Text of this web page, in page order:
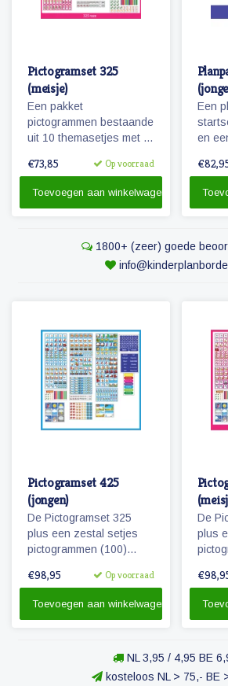
Pictogramset 325
(meisje)
Een pakket
pictogrammen bestaande
uit 10 themasetjes met in
voor een volledige
€73,85 Op voorraad
Toevoegen aan winkelwagen
Een
en
1800+ (zeer) goede
Pictogramset 425
(jongen)
De Pictogramset 325
plus een zestal setjes
pictogrammen (100)
maanden, dagen van de
belonen.
€98,95 Op voorraad
Toevoegen aan winkelwagen
De
plus
NL 3,95 / 4,95 BE
kosteloos NL > 75,- BE